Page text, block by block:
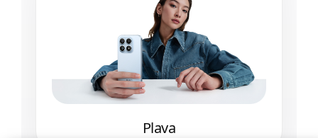
Plava